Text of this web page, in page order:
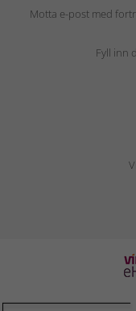
Motta e-post med
Fyll inn